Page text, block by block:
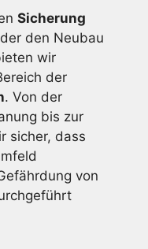
Sicherung
den Neubau
wir
der
. Von der
bis zur
sicher, dass
von